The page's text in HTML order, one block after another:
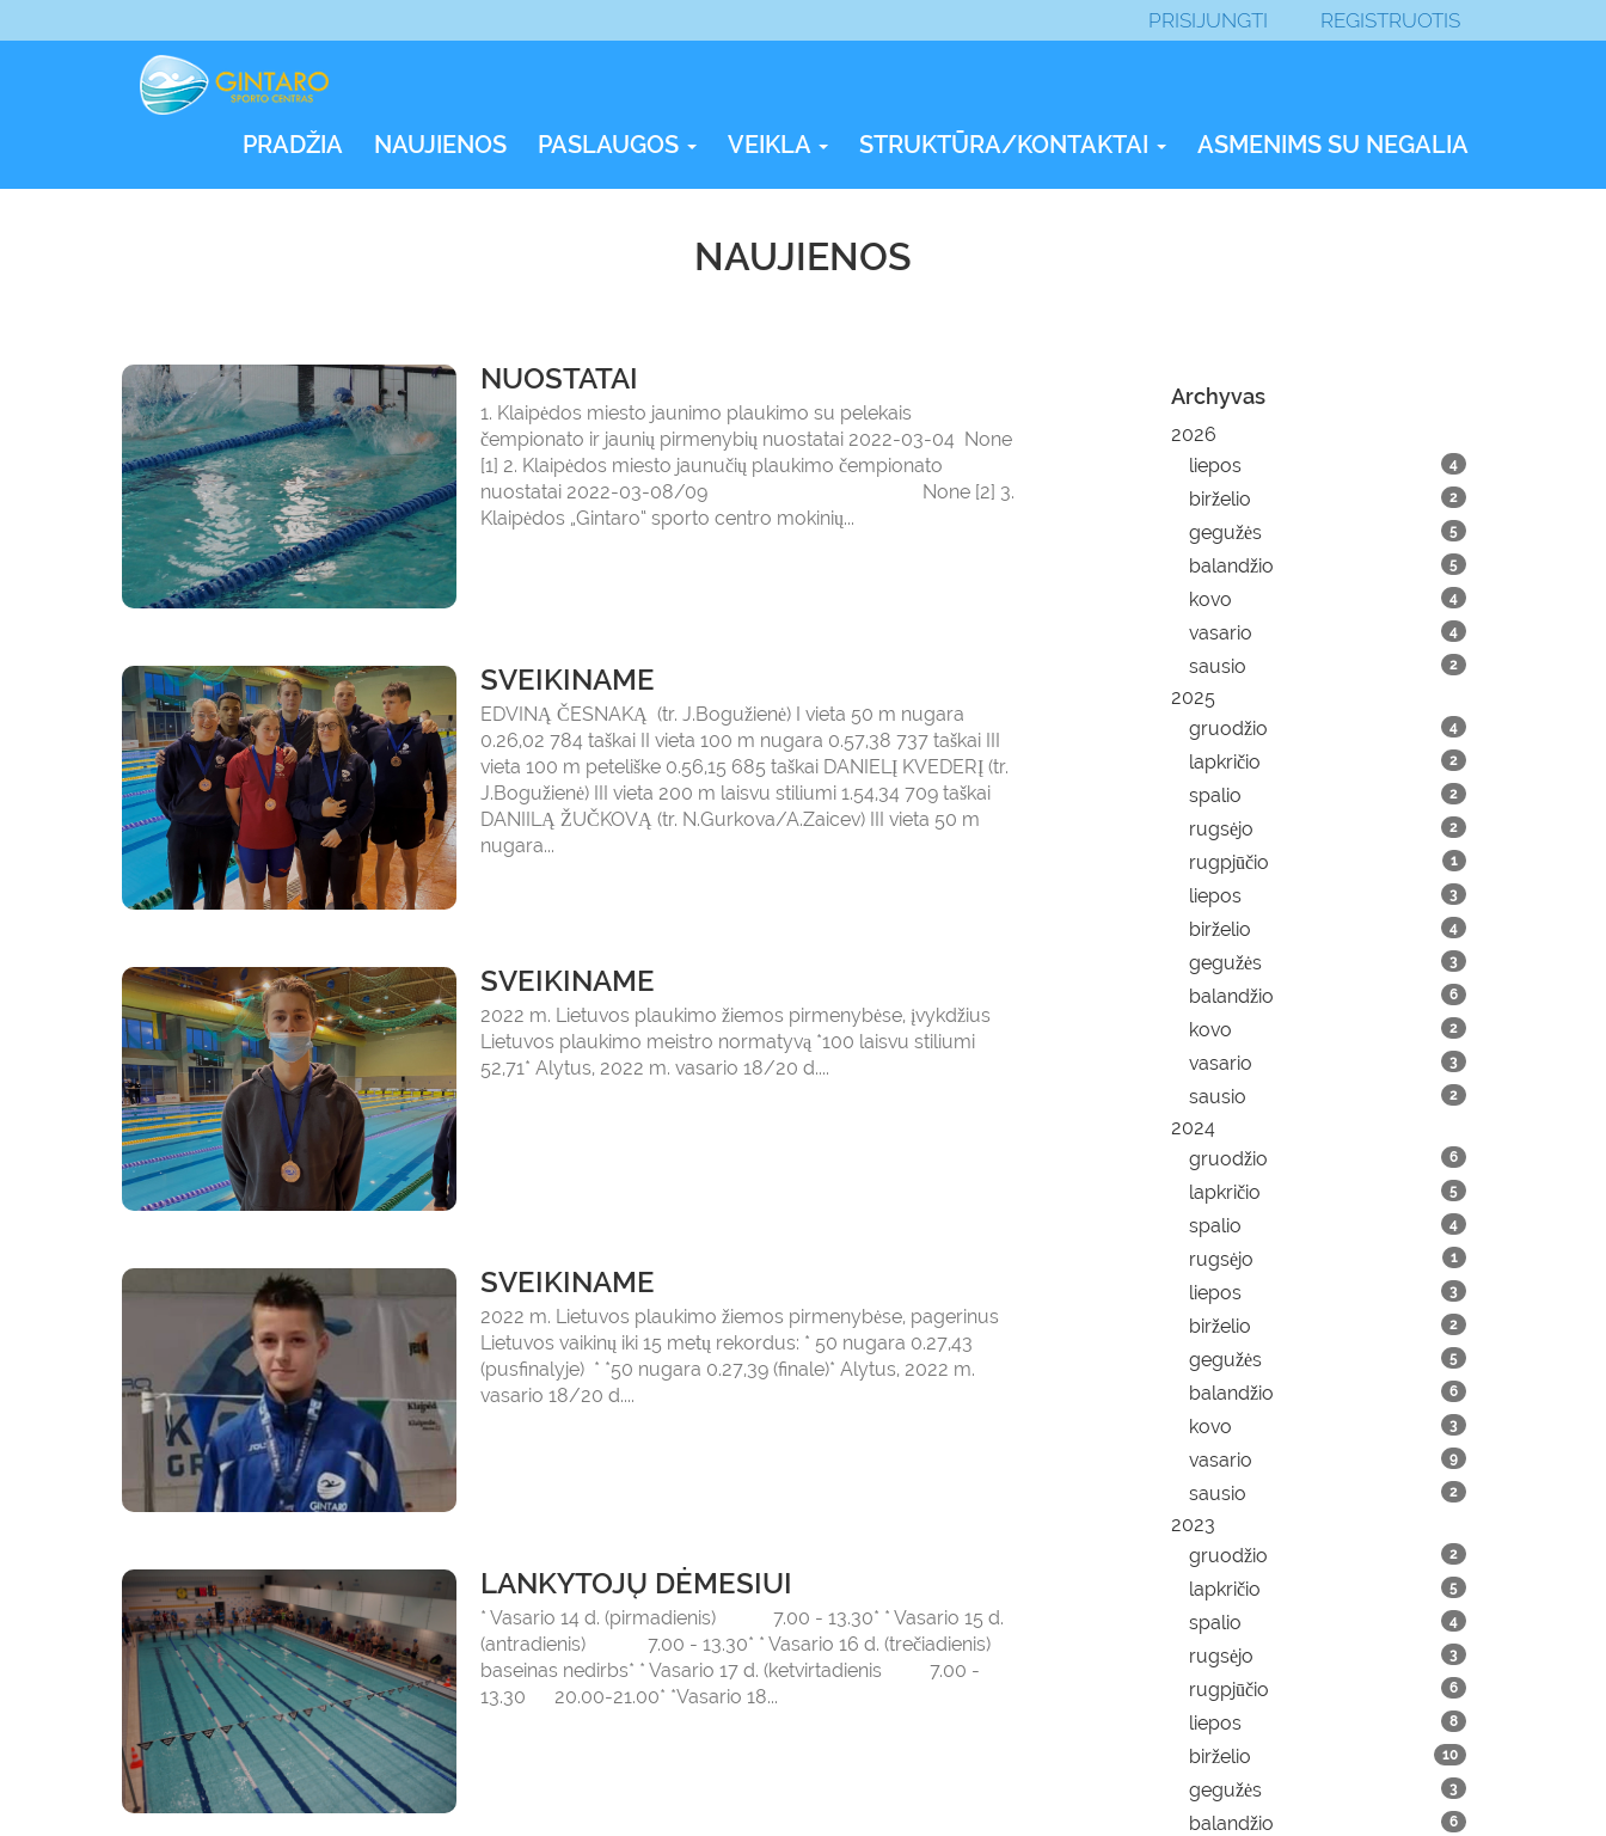
PRISIJUNGTI REGISTRUOTIS
PRADŽIA NAUJIENOS PASLAUGOS VEIKLA STRUKTŪRA/KONTAKTAI ASMENIMS SU NEGALIA
NAUJIENOS
NUOSTATAI
1. Klaipėdos miesto jaunimo plaukimo su pelekais
čempionato ir jaunių pirmenybių nuostatai 2022-03-04 None
[1] 2. Klaipėdos miesto jaunučių plaukimo čempionato
nuostatai 2022-03-08/09 None [2] 3.
Klaipėdos „Gintaro“ sporto centro mokinių...
SVEIKINAME
EDVINĄ ČESNAKĄ (tr. J.Bogužienė) I vieta 50 m nugara
0.26,02 784 taškai II vieta 100 m nugara 0.57,38 737 taškai III
vieta 100 m peteliške 0.56,15 685 taškai DANIELĮ KVEDERĮ (tr.
J.Bogužienė) III vieta 200 m laisvu stiliumi 1.54,34 709 taškai
DANIILĄ ŽUČKOVĄ (tr. N.Gurkova/A.Zaicev) III vieta 50 m
nugara...
SVEIKINAME
2022 m. Lietuvos plaukimo žiemos pirmenybėse, įvykdžius
Lietuvos plaukimo meistro normatyvą *100 laisvu stiliumi
52,71* Alytus, 2022 m. vasario 18/20 d....
SVEIKINAME
2022 m. Lietuvos plaukimo žiemos pirmenybėse, pagerinus
Lietuvos vaikinų iki 15 metų rekordus: * 50 nugara 0.27,43
(pusfinalyje) * *50 nugara 0.27,39 (finale)* Alytus, 2022 m.
vasario 18/20 d....
LANKYTOJŲ DĖMESIUI
* Vasario 14 d. (pirmadienis) 7.00 - 13.30* * Vasario 15 d.
(antradienis) 7.00 - 13.30* * Vasario 16 d. (trečiadienis)
baseinas nedirbs* * Vasario 17 d. (ketvirtadienis 7.00 -
13.30 20.00-21.00* *Vasario 18...
Archyvas
2026
liepos
4
birželio 2
gegužės 5
balandžio 5
kovo 4
vasario 4
sausio 2
2025
gruodžio
4
lapkričio 2
spalio 2
rugsėjo 2
rugpjūčio 1
liepos 3
birželio 4
gegužės 3
balandžio 6
kovo 2
vasario 3
sausio 2
2024
gruodžio
6
lapkričio 5
spalio 4
rugsėjo 1
liepos 3
birželio 2
gegužės 5
balandžio 6
kovo 3
vasario 9
sausio 2
2023
gruodžio
2
lapkričio 5
spalio 4
rugsėjo 3
rugpjūčio 6
liepos 8
birželio 10
gegužės 3
balandžio 6